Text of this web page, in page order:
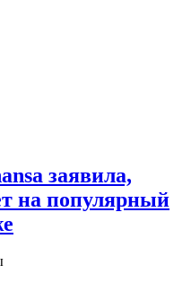
заявила,
на популярный